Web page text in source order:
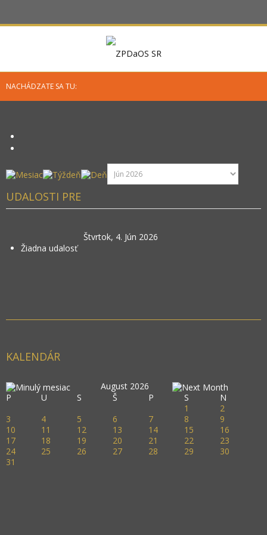
NACHÁDZATE SA TU:
UDALOSTI PRE
Štvrtok, 4. Jún 2026
Žiadna udalosť
KALENDÁR
August 2026
P
U S Š P S
N
1
2
3
4 5 6 7 8
9
10
11 12 13 14 15
16
17
18 19 20 21 22
23
24
25 26 27 28 29
30
31